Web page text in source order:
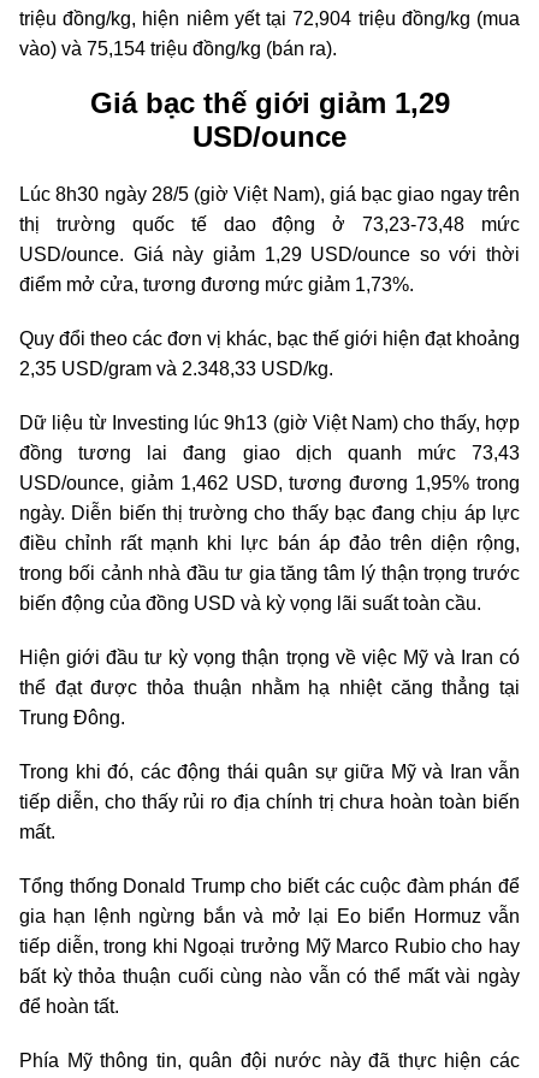
triệu đồng/kg, hiện niêm yết tại 72,904 triệu đồng/kg (mua
vào) và 75,154 triệu đồng/kg (bán ra).
Giá bạc thế giới giảm 1,29
USD/ounce
Lúc 8h30 ngày 28/5 (giờ Việt Nam), giá bạc giao ngay trên
thị trường quốc tế dao động ở 73,23-73,48 mức
USD/ounce. Giá này giảm 1,29 USD/ounce so với thời
điểm mở cửa, tương đương mức giảm 1,73%.
Quy đổi theo các đơn vị khác, bạc thế giới hiện đạt khoảng
2,35 USD/gram và 2.348,33 USD/kg.
Dữ liệu từ Investing lúc 9h13 (giờ Việt Nam) cho thấy, hợp
đồng tương lai đang giao dịch quanh mức 73,43
USD/ounce, giảm 1,462 USD, tương đương 1,95% trong
ngày. Diễn biến thị trường cho thấy bạc đang chịu áp lực
điều chỉnh rất mạnh khi lực bán áp đảo trên diện rộng,
trong bối cảnh nhà đầu tư gia tăng tâm lý thận trọng trước
biến động của đồng USD và kỳ vọng lãi suất toàn cầu.
Hiện giới đầu tư kỳ vọng thận trọng về việc Mỹ và Iran có
thể đạt được thỏa thuận nhằm hạ nhiệt căng thẳng tại
Trung Đông.
Trong khi đó, các động thái quân sự giữa Mỹ và Iran vẫn
tiếp diễn, cho thấy rủi ro địa chính trị chưa hoàn toàn biến
mất.
Tổng thống Donald Trump cho biết các cuộc đàm phán để
gia hạn lệnh ngừng bắn và mở lại Eo biển Hormuz vẫn
tiếp diễn, trong khi Ngoại trưởng Mỹ Marco Rubio cho hay
bất kỳ thỏa thuận cuối cùng nào vẫn có thể mất vài ngày
để hoàn tất.
Phía Mỹ thông tin, quân đội nước này đã thực hiện các